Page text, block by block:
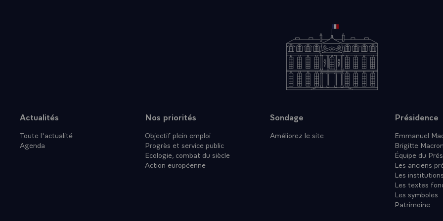
Plan du site
Actualités
Toute l'actualité
Agenda
Nos priorités
Objectif plein emploi
Progrès et service public
Ecologie, combat du siècle
Action européenne
Sondage
Améliorez le site
Présidence
Emmanuel
Brigitte Macron
Équipe du
Les anciens
Les institutions
Les textes
Les symboles
Patrimoine